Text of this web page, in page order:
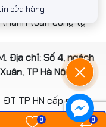
thanh toán công ty
Địa chỉ: Số 4, ngách
TP Hà Nội, Việt
ĐT TP HN cấp ngày
0 0
cửa hàng